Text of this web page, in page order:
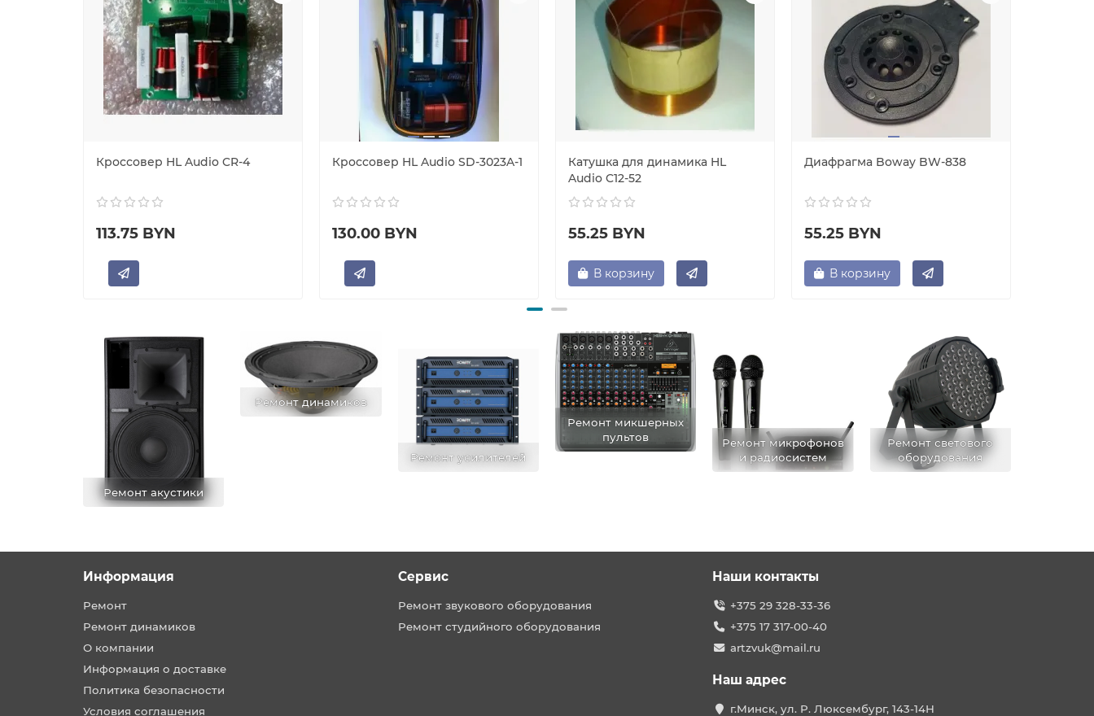
Кроссовер HL Audio CR-4
113.75 BYN
Кроссовер HL Audio SD-3023A-1
130.00 BYN
Катушка для динамика HL
Audio C12-52
55.25 BYN
В корзину
Диафрагма Boway BW-838
55.25 BYN
В корзину
Ремонт акустики
Ремонт динамиков
Ремонт усилителей
Ремонт микшерных
пультов
Ремонт микрофонов
и радиосистем
Ремонт светового
оборудования
Информация
Ремонт
Ремонт динамиков
О компании
Информация о доставке
Политика безопасности
Условия соглашения
Сервис
Ремонт звукового оборудования
Ремонт студийного оборудования
Наши контакты
+375 29 328-33-36
+375 17 317-00-40
artzvuk@mail.ru
Наш адрес
г.Минск, ул. Р. Люксембург, 143-14Н